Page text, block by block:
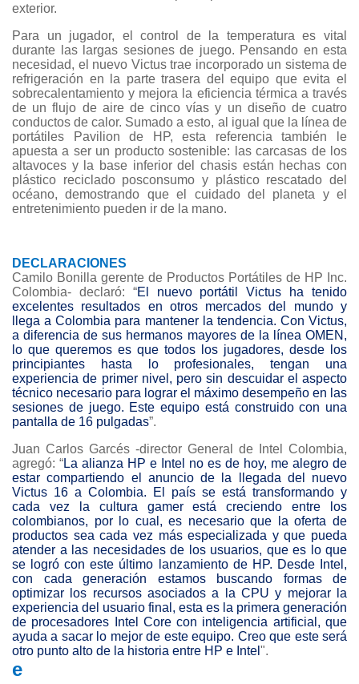
exterior.
Para un jugador, el control de la temperatura es vital
durante las largas sesiones de juego. Pensando en esta
necesidad, el nuevo Victus trae incorporado un sistema de
refrigeración en la parte trasera del equipo que evita el
sobrecalentamiento y mejora la eficiencia térmica a través
de un flujo de aire de cinco vías y un diseño de cuatro
conductos de calor. Sumado a esto, al igual que la línea de
portátiles Pavilion de HP, esta referencia también le
apuesta a ser un producto sostenible: las carcasas de los
altavoces y la base inferior del chasis están hechas con
plástico reciclado posconsumo y plástico rescatado del
océano, demostrando que el cuidado del planeta y el
entretenimiento pueden ir de la mano.
DECLARACIONES
Camilo Bonilla gerente de Productos Portátiles de HP Inc.
Colombia- declaró: “El nuevo portátil Victus ha tenido
excelentes resultados en otros mercados del mundo y
llega a Colombia para mantener la tendencia. Con Victus,
a diferencia de sus hermanos mayores de la línea OMEN,
lo que queremos es que todos los jugadores, desde los
principiantes hasta lo profesionales, tengan una
experiencia de primer nivel, pero sin descuidar el aspecto
técnico necesario para lograr el máximo desempeño en las
sesiones de juego. Este equipo está construido con una
pantalla de 16 pulgadas”.
Juan Carlos Garcés -director General de Intel Colombia,
agregó: “La alianza HP e Intel no es de hoy, me alegro de
estar compartiendo el anuncio de la llegada del nuevo
Victus 16 a Colombia. El país se está transformando y
cada vez la cultura gamerestá creciendo entre los
colombianos, por lo cual, es necesario que la oferta de
productos sea cada vez más especializada y que pueda
atender a las necesidades de los usuarios, que es lo que
se logró con este último lanzamiento de HP. Desde Intel,
con cada generación estamos buscando formas de
optimizar los recursos asociados a la CPU y mejorar la
experiencia del usuario final, esta es la primera generación
de procesadores Intel Core con inteligencia artificial, que
ayuda a sacar lo mejor de este equipo. Creo que este será
otro punto alto de la historia entre HP e Intel ".
e